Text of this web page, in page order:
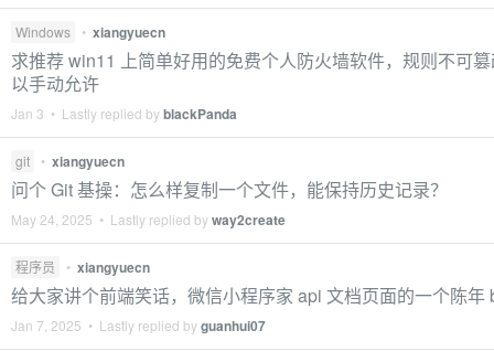
Windows • xiangyuecn
求推荐 win11 上简单好用的免费个人防火墙软件，规则不可
以手动允许
Jan 3 • Lastly replied byblackPanda
git • xiangyuecn
问个 Git 基操：怎么样复制一个文件，能保持历史记录？
May 24, 2025 • Lastly replied byway2create
程序员 • xiangyuecn
给大家讲个前端笑话，微信小程序家 api 文档页面的一个陈年
Jan 7, 2025 • Lastly replied byguanhui07